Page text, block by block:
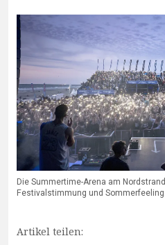
Die Summertime-Arena am
Festivalstimmung und
Artikel teilen: